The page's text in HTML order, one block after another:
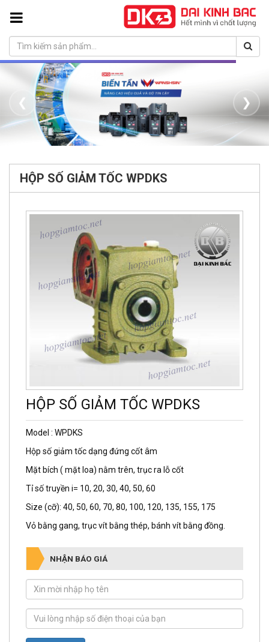
❮ ❯
HỘP SỐ GIẢM TỐC WPDKS
HỘP SỐ GIẢM TỐC WPDKS
Model : WPDKS
Hộp số giảm tốc dạng đứng cốt âm
Mặt bích ( mặt loa) nằm trên, trục ra lỗ cốt
Tỉ số truyền i= 10, 20, 30, 40, 50, 60
Size (cỡ): 40, 50, 60, 70, 80, 100, 120, 135, 155, 175
Vỏ bằng gang, trục vít bằng thép, bánh vít bằng đồng.
NHẬN BÁO GIÁ